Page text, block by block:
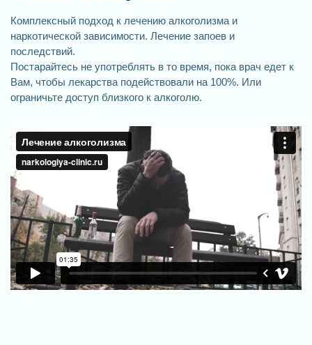
Комплексный подход к лечению алкоголизма и
наркотической зависимости. Лечение запоев и
последствий.
Постарайтесь не употреблять в то время, пока врач едет к
Вам, чтобы лекарства подействовали на 100%. Или
ограничьте доступ близкого к алкоголю.